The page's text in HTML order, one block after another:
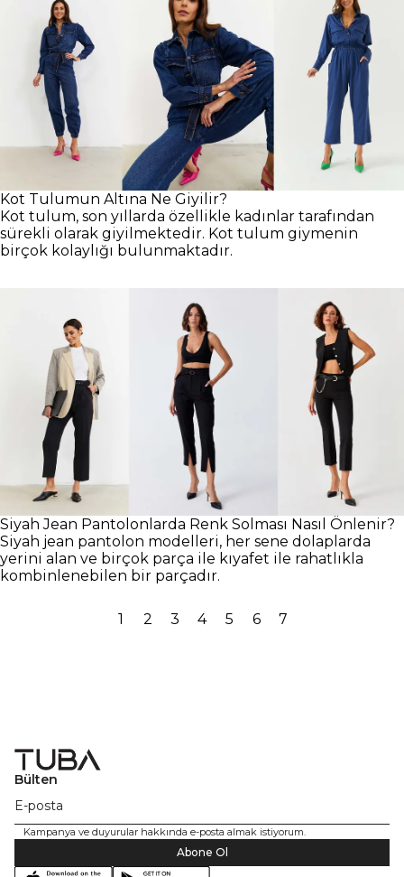
Kot Tulumun Altına Ne Giyilir?
Kot tulum, son yıllarda özellikle kadınlar tarafından
sürekli olarak giyilmektedir. Kot tulum giymenin
birçok kolaylığı bulunmaktadır.
Siyah Jean Pantolonlarda Renk Solması Nasıl Önlenir?
Siyah jean pantolon modelleri, her sene dolaplarda
yerini alan ve birçok parça ile kıyafet ile rahatlıkla
kombinlenebilen bir parçadır.
1 2 3 4 5 6 7
Bülten
Kampanya ve duyurular hakkında e-posta almak istiyorum.
Abone Ol